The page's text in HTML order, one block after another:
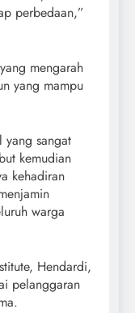
perbedaan,”
mengarah
yang mampu
yang sangat
kemudian
kehadiran
warga
Hendardi,
pelanggaran